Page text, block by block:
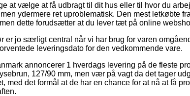
at vælge at få udbragt til dit hus eller til hvor du
ydermere ret uproblematisk. Den mest letkøbte
dette forudsætter at du lever tæt på online
er jo særligt central når vi har brug for varen
leveringsdato for den vedkommende vare.
annoncerer 1 hverdags levering på de fleste
127/90 mm, men vær på vagt da det tager
med det formål at de har en chance for at nå at få